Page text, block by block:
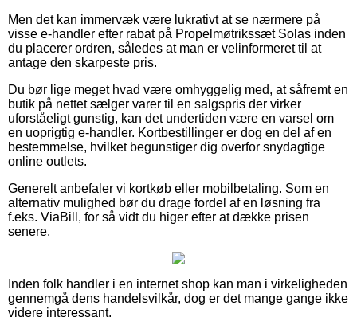
Men det kan immervæk være lukrativt at se nærmere på
visse e-handler efter rabat på Propelmøtrikssæt Solas inden
du placerer ordren, således at man er velinformeret til at
antage den skarpeste pris.
Du bør lige meget hvad være omhyggelig med, at såfremt en
butik på nettet sælger varer til en salgspris der virker
uforståeligt gunstig, kan det undertiden være en varsel om
en uoprigtig e-handler. Kortbestillinger er dog en del af en
bestemmelse, hvilket begunstiger dig overfor snydagtige
online outlets.
Generelt anbefaler vi kortkøb eller mobilbetaling. Som en
alternativ mulighed bør du drage fordel af en løsning fra
f.eks. ViaBill, for så vidt du higer efter at dække prisen
senere.
Inden folk handler i en internet shop kan man i virkeligheden
gennemgå dens handelsvilkår, dog er det mange gange ikke
videre interessant.